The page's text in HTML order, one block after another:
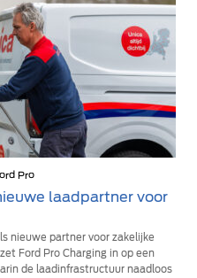
Pro
laadpartner voor
nieuwe partner voor zakelijke
Ford Pro Charging in op een
de laadinfrastructuur naadloos